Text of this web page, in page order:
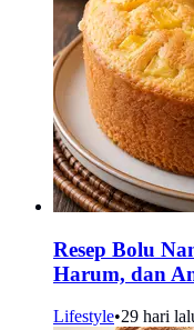
Resep Bolu
Harum, dan
Lifestyle•29 hari